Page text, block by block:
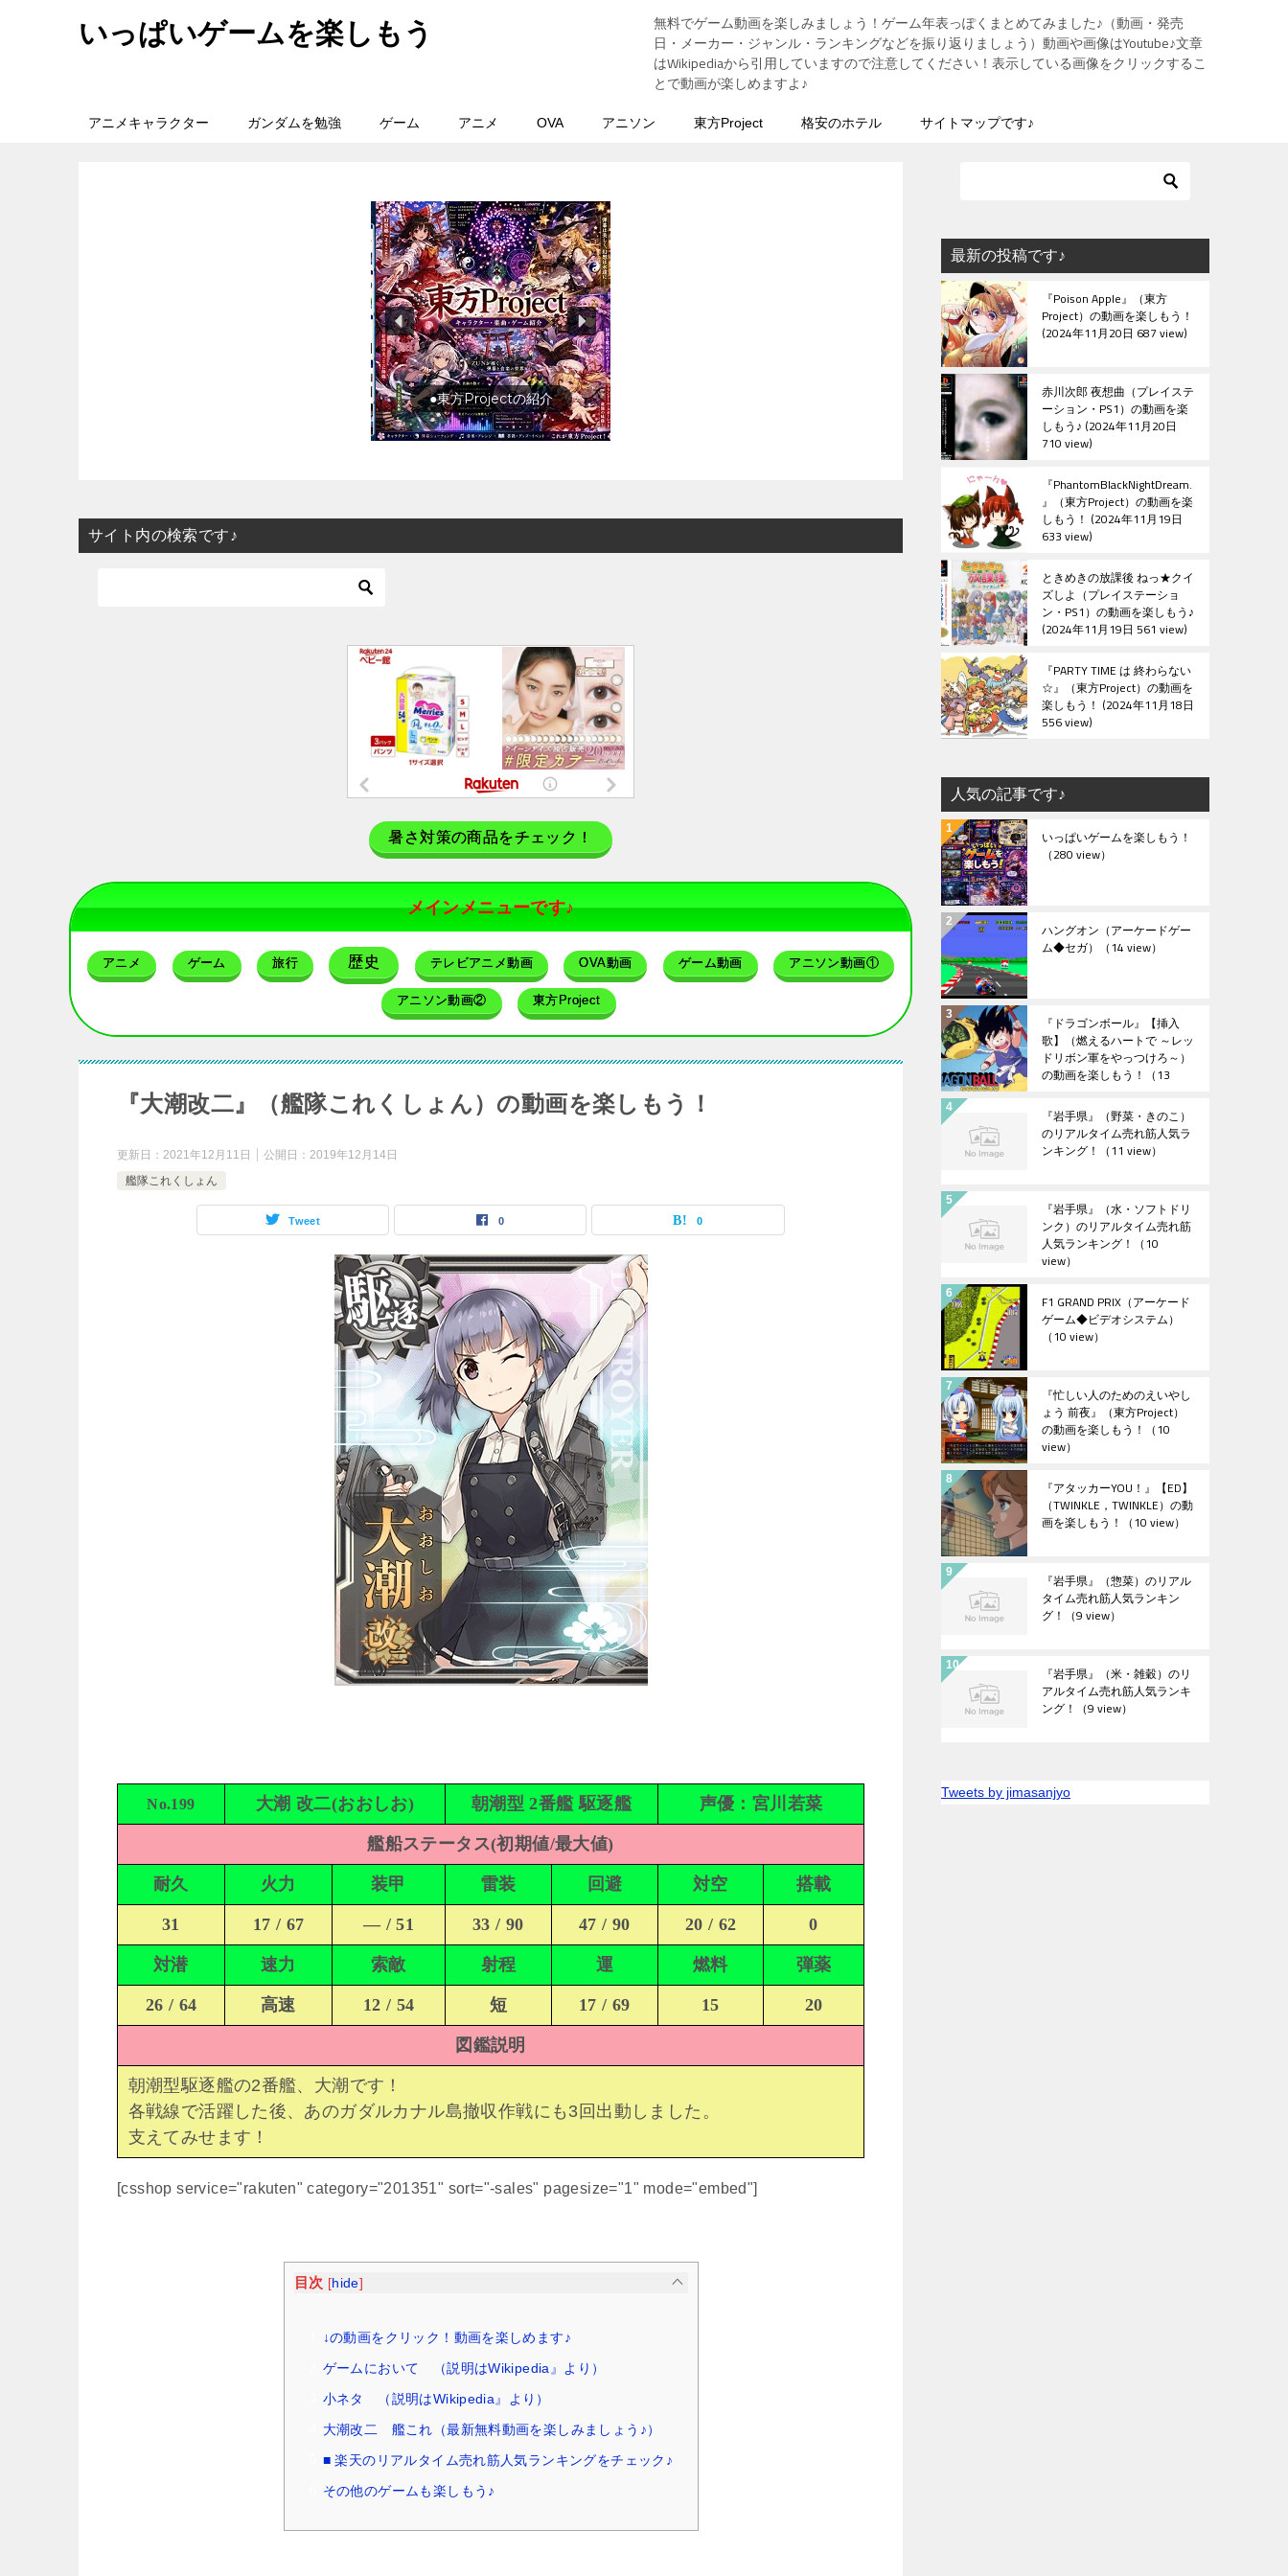
いっぱいゲームを楽しもう
無料でゲーム動画を楽しみましょう！ゲーム年表っぽくまとめてみました♪（動画・発売
日・メーカー・ジャンル・ランキングなどを振り返りましょう）動画や画像はYoutube♪文章
はWikipediaから引用していますので注意してください！表示している画像をクリックするこ
とで動画が楽しめますよ♪
アニメキャラクター ガンダムを勉強 ゲーム アニメ OVA アニソン 東方Project 格安のホテル サイトマップです♪
●東方Projectの紹介
サイト内の検索です♪
暑さ対策の商品をチェック！
メインメニューです♪
アニメ ゲーム 旅行 歴史 テレビアニメ動画 OVA動画 ゲーム動画 アニソン動画①
アニソン動画② 東方Project
『大潮改二』（艦隊これくしょん）の動画を楽しもう！
更新日： 2021年12月11日 公開日： 2019年12月14日
艦隊これくしょん
Tweet 0 0
No.199 大潮 改二(おおしお) 朝潮型 2番艦 駆逐艦 声優：宮川若菜
艦船ステータス(初期値/最大値)
耐久 火力 装甲 雷装 回避 対空 搭載
31 17 / 67 — / 51 33 / 90 47 / 90 20 / 62 0
対潜 速力 索敵 射程 運 燃料 弾薬
26 / 64 高速 12 / 54 短 17 / 69 15 20
図鑑説明
朝潮型駆逐艦の2番艦、大潮です！
各戦線で活躍した後、あのガダルカナル島撤収作戦にも3回出動しました。
支えてみせます！
[csshop service="rakuten" category="201351" sort="-sales" pagesize="1" mode="embed"]
目次 [hide]
↓の動画をクリック！動画を楽しめます♪
ゲームにおいて （説明はWikipedia』より）
小ネタ （説明はWikipedia』より）
大潮改二 艦これ（最新無料動画を楽しみましょう♪）
■ 楽天のリアルタイム売れ筋人気ランキングをチェック♪
その他のゲームも楽しもう♪
最新の投稿です♪
『Poison Apple』（東方
Project）の動画を楽しもう！
2024年11月20日 687 view
赤川次郎 夜想曲（プレイステ
ーション・PS1）の動画を楽
しもう♪ 2024年11月20日
710 view
『PhantomBlackNightDream.
』（東方Project）の動画を楽
しもう！ 2024年11月19日
633 view
ときめきの放課後 ねっ★クイ
ズしよ（プレイステーショ
ン・PS1）の動画を楽しもう♪
2024年11月19日 561 view
『PARTY TIME は 終わらない
☆』（東方Project）の動画を
楽しもう！ 2024年11月18日
556 view
人気の記事です♪
いっぱいゲームを楽しもう！
（280 view）
ハングオン（アーケードゲー
ム◆セガ） （14 view）
『ドラゴンボール』【挿入
歌】（燃えるハートで ～レッ
ドリボン軍をやっつけろ～）
の動画を楽しもう！ （13
『岩手県』（野菜・きのこ）
のリアルタイム売れ筋人気ラ
ンキング！ （11 view）
『岩手県』（水・ソフトドリ
ンク）のリアルタイム売れ筋
人気ランキング！ （10
view）
F1 GRAND PRIX（アーケード
ゲーム◆ビデオシステム）
（10 view）
『忙しい人のためのえいやし
ょう 前夜』（東方Project）
の動画を楽しもう！ （10
view）
『アタッカーYOU！』【ED】
（TWINKLE，TWINKLE）の動
画を楽しもう！ （10 view）
『岩手県』（惣菜）のリアル
タイム売れ筋人気ランキン
グ！ （9 view）
『岩手県』（米・雑穀）のリ
アルタイム売れ筋人気ランキ
ング！ （9 view）
Tweets by jimasanjyo